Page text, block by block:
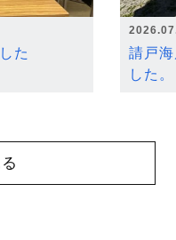
た
請戸
した。